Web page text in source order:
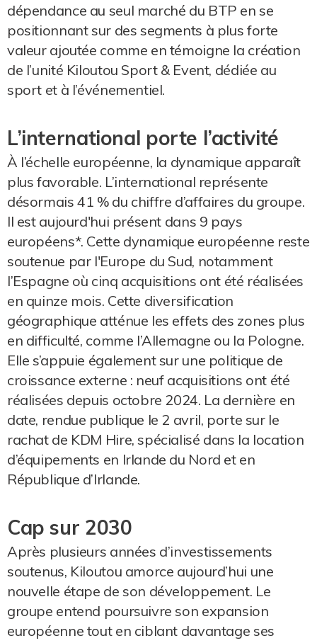
dépendance au seul marché du BTP en se
positionnant sur des segments à plus forte
valeur ajoutée comme en témoigne la création
de l’unité Kiloutou Sport & Event, dédiée au
sport et à l’événementiel.
L’international porte l’activité
À l’échelle européenne, la dynamique apparaît
plus favorable. L’international représente
désormais 41 % du chiffre d’affaires du groupe.
Il est aujourd'hui présent dans 9 pays
européens*. Cette dynamique européenne reste
soutenue par l'Europe du Sud, notamment
l’Espagne où cinq acquisitions ont été réalisées
en quinze mois. Cette diversification
géographique atténue les effets des zones plus
en difficulté, comme l’Allemagne ou la Pologne.
Elle s’appuie également sur une politique de
croissance externe : neuf acquisitions ont été
réalisées depuis octobre 2024. La dernière en
date, rendue publique le 2 avril, porte sur le
rachat de KDM Hire, spécialisé dans la location
d’équipements en Irlande du Nord et en
République d’Irlande.
Cap sur 2030
Après plusieurs années d’investissements
soutenus, Kiloutou amorce aujourd’hui une
nouvelle étape de son développement. Le
groupe entend poursuivre son expansion
européenne tout en ciblant davantage ses